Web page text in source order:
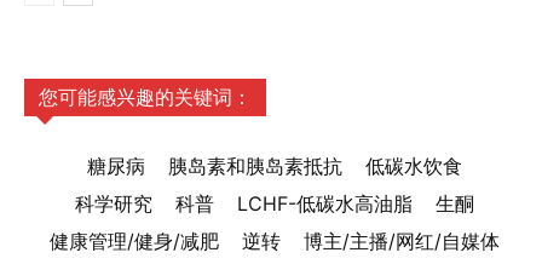
您可能感兴趣的关键词：
糖尿病 胰岛素和胰岛素抵抗
低碳水饮食
科学研究
科普 LCHF-低碳水高油脂
生酮
健康管理/健身/减肥
逆转
博主/主播/网红/自媒体